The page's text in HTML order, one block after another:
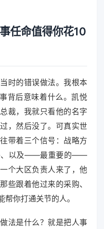
任命值得你花10
时的错误做法。我根本
背后意味着什么。凯悦
裁，我就只看他的名字
，然后没了。可真实世
带着三个信号：战略方
、以及——最重要的——
个大区负责人来了，他
些跟着他过来的采购、
你打通关节的人。
法是什么？就是把人事